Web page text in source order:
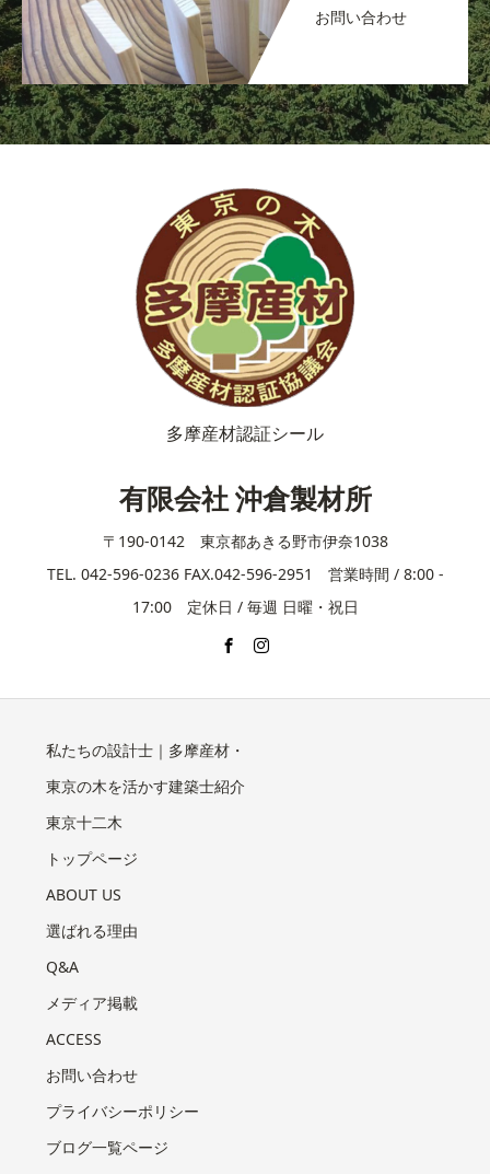
お問い合わせ
多摩産材認証シール
有限会社 沖倉製材所
〒190-0142 東京都あきる野市伊奈1038
TEL. 042-596-0236 FAX.042-596-2951 営業時間 / 8:00 -
17:00 定休日 / 毎週 日曜・祝日
私たちの設計士｜多摩産材・
東京の木を活かす建築士紹介
東京十二木
トップページ
ABOUT US
選ばれる理由
Q&A
メディア掲載
ACCESS
お問い合わせ
プライバシーポリシー
ブログ一覧ページ